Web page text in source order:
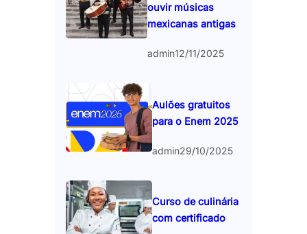
ouvir músicas
mexicanas antigas
admin12/11/2025
Aulões gratuitos
para o Enem 2025
admin29/10/2025
Curso de culinária
com certificado